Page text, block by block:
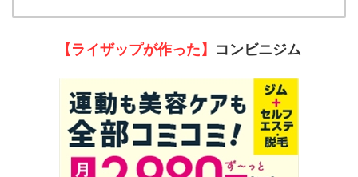
【ライザップが作った】 コンビニジム